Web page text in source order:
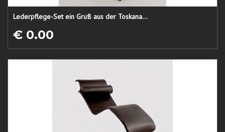
Lederpflege-Set ein Gruß aus der Toskana...
€ 0.00